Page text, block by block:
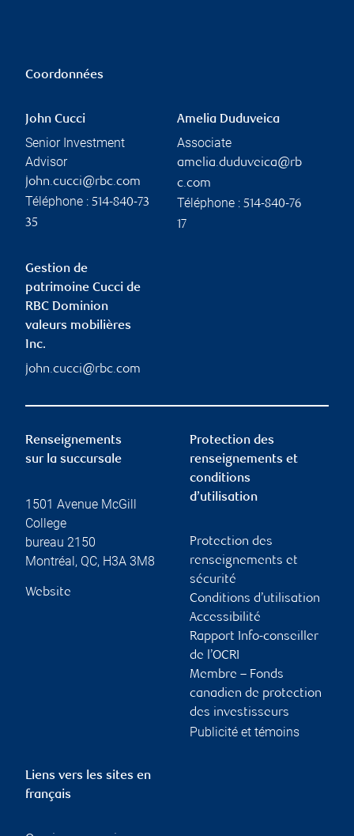
Coordonnées
John Cucci
Senior Investment
Advisor
john.cucci@rbc.com
Téléphone : 514-840-73
35
Amelia Duduveica
Associate
amelia.duduveica@rb
c.com
Téléphone : 514-840-76
17
Gestion de
patrimoine Cucci de
RBC Dominion
valeurs mobilières
Inc.
john.cucci@rbc.com
Renseignements
sur la succursale
1501 Avenue McGill
College
bureau 2150
Montréal , QC, H3A 3M8
Website
Protection des
renseignements et
conditions
d’utilisation
Protection des
renseignements et
sécurité
Conditions d’utilisation
Accessibilité
Rapport Info-conseiller
de l’OCRI
Membre – Fonds
canadien de protection
des investisseurs
Publicité et témoins
Liens vers les sites en
français